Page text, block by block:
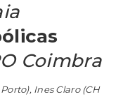
Coimbra
Ines Claro (CH